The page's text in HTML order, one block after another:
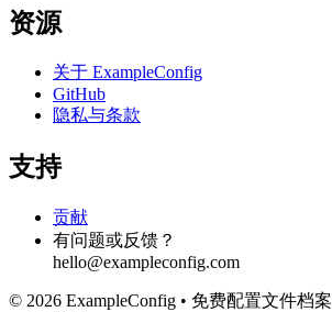
资源
关于 ExampleConfig
GitHub
隐私与条款
支持
贡献
有问题或反馈？
hello@exampleconfig.com
© 2026 ExampleConfig • 免费配置文件档案